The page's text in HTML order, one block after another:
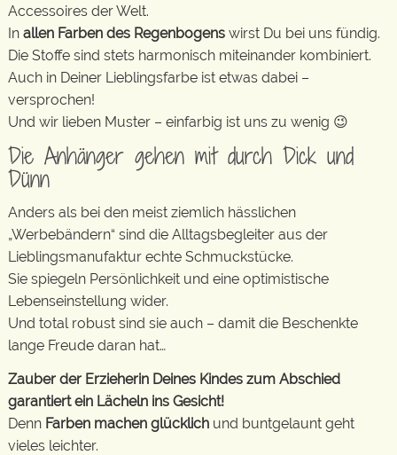
Accessoires der Welt.
In allen Farben des Regenbogens wirst Du bei uns fündig.
Die Stoffe sind stets harmonisch miteinander kombiniert.
Auch in Deiner Lieblingsfarbe ist etwas dabei –
versprochen!
Und wir lieben Muster – einfarbig ist uns zu wenig 😉
Die Anhänger gehen mit durch Dick und
Dünn
Anders als bei den meist ziemlich hässlichen
„Werbebändern“ sind die Alltagsbegleiter aus der
Lieblingsmanufaktur echte Schmuckstücke.
Sie spiegeln Persönlichkeit und eine optimistische
Lebenseinstellung wider.
Und total robust sind sie auch – damit die Beschenkte
lange Freude daran hat…
Zauber der Erzieherin Deines Kindes zum Abschied
garantiert ein Lächeln ins Gesicht!
Denn Farben machen glücklich und buntgelaunt geht
vieles leichter.